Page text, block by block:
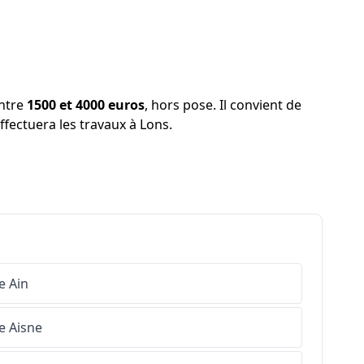
1500 et 4000 euros, hors pose. Il convient de
les travaux à Lons.
Ain
Aisne